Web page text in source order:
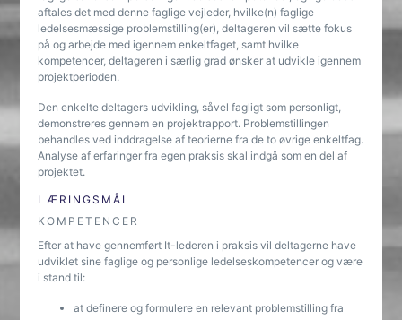
aftales det med denne faglige vejleder, hvilke(n) faglige
ledelsesmæssige problemstilling(er), deltageren vil sætte fokus
på og arbejde med igennem enkeltfaget, samt hvilke
kompetencer, deltageren i særlig grad ønsker at udvikle igennem
projektperioden.
Den enkelte deltagers udvikling, såvel fagligt som personligt,
demonstreres gennem en projektrapport. Problemstillingen
behandles ved inddragelse af teorierne fra de to øvrige enkeltfag.
Analyse af erfaringer fra egen praksis skal indgå som en del af
projektet.
LÆRINGSMÅL
KOMPETENCER
Efter at have gennemført It-lederen i praksis vil deltagerne have
udviklet sine faglige og personlige ledelseskompetencer og være
i stand til:
at definere og formulere en relevant problemstilling fra